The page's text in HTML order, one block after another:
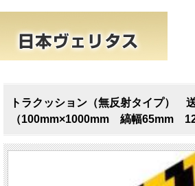
トラクッション（無反射タイプ）
（100mm×1000mm 縞幅65mm 12